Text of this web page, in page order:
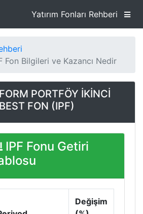
Yatırım Fonları Rehberi
Fon Bilgileri ve Kazancı Nedir
PORTFÖY İKİNCİ
FON (IPF)
IPF Fonu Getiri
Değişim